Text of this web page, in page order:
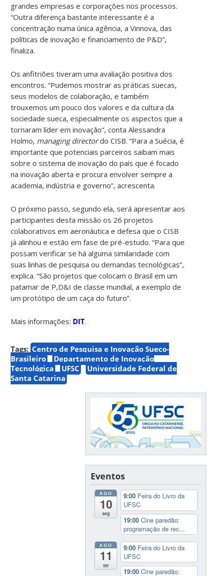
grandes empresas e corporações nos processos.
“Outra diferença bastante interessante é a
concentração numa única agência, a Vinnova, das
políticas de inovação e financiamento de P&D”,
finaliza.
Os anfitriões tiveram uma avaliação positiva dos
encontros. “Pudemos mostrar as práticas suecas,
seus modelos de colaboração, e também
trouxemos um pouco dos valores e da cultura da
sociedade sueca, especialmente os aspectos que a
tornaram líder em inovação”, conta Alessandra
Holmo, managing directordo CISB. “Para a Suécia, é
importante que potenciais parceiros saibam mais
sobre o sistema de inovação do país que é focado
na inovação aberta e procura envolver sempre a
academia, indústria e governo”, acrescenta.
O próximo passo, segundo ela, será apresentar aos
participantes desta missão os 26 projetos
colaborativos em aeronáutica e defesa que o CISB
já alinhou e estão em fase de pré-estudo. “Para que
possam verificar se há alguma similaridade com
suas linhas de pesquisa ou demandas tecnológicas”,
explica. “São projetos que colocam o Brasil em um
patamar de P,D&I de classe mundial, a exemplo de
um protótipo de um caça do futuro”.
Mais informações: DIT.
Tags: Centro de Pesquisa e Inovação Sueco-
Brasileiro
Departamento de Inovação
Tecnológica
UFSC
Universidade Federal de
Santa Catarina
Eventos
AGO
10
seg
9:00 Feira do Livro da
UFSC
19:00Cine paredão:
programação de rec...
AGO
11
ter
9:00 Feira do Livro da
UFSC
19:00Cine paredão: